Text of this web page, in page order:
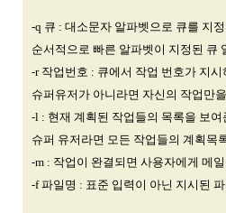
-q 큐 : 대소문자 알파벳으로 큐를 지
순서적으로 빠른 알파벳이 지정된 큐
-r 작업번호 : 큐에서 작업 번호가 지
슈퍼유저가 아니라면 자신의 작업만
-l : 현재 계획된 작업들의 목록을 보여
슈퍼 유저라면 모든 작업들의 계획목
-m : 작업이 완결되면 사용자에게 메
-f 파일명 : 표준 입력이 아닌 지시된